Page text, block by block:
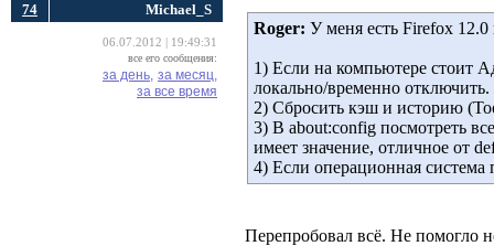
74 Michael_S
06.07.2012 | 19:49:31
все его сообщения:
за день, за месяц,
за все время
Roger: У меня есть Firefox
1) Если на компьютере стоит
локально/временно отключить.
2) Сбросить кэш и историю
3) В about:config посмотреть
имеет значение, отличное от
4) Если операционная
Перепробовал всё. Не помогло